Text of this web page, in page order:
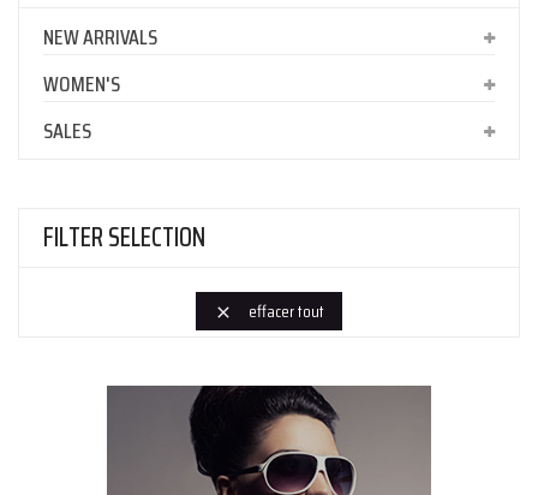
NEW ARRIVALS
WOMEN'S
SALES
FILTER SELECTION
 effacer tout